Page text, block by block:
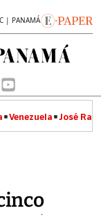
| PANAMÁ
Venezuela José